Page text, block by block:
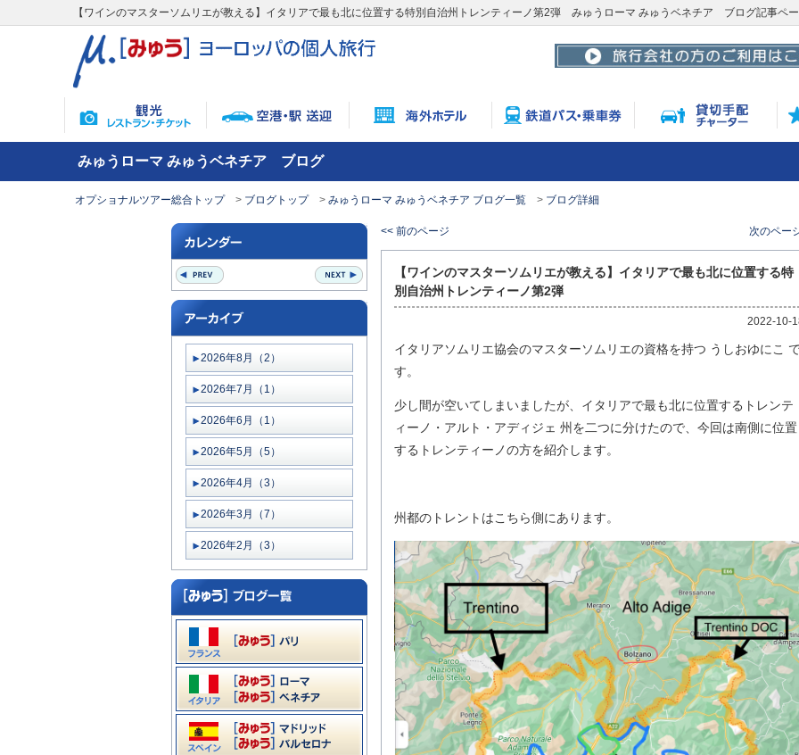
【ワインのマスターソムリエが教える】イタリアで最も北に位置する特別自治州トレンティーノ第2弾 みゅうローマ みゅうベネチア ブログ記事ペ
みゅうローマ みゅうベネチア ブログ
オプショナルツアー総合トップ ブログトップ みゅうローマ みゅうベネチア ブログ一覧 ブログ詳細
2026年8月（2）
2026年7月（1）
2026年6月（1）
2026年5月（5）
2026年4月（3）
2026年3月（7）
2026年2月（3）
<< 前のページ 次のペー
【ワインのマスターソムリエが教える】イタリアで最も北に位置する特
別自治州トレンティーノ第2弾
2022-10-
イタリアソムリエ協会のマスターソムリエの資格を持つ うしおゆにこ
す。
少し間が空いてしまいましたが、イタリアで最も北に位置するトレンテ
ィーノ・アルト・アディジェ 州を二つに分けたので、今回は南側に位置
するトレンティーノの方を紹介します。
州都のトレントはこちら側にあります。